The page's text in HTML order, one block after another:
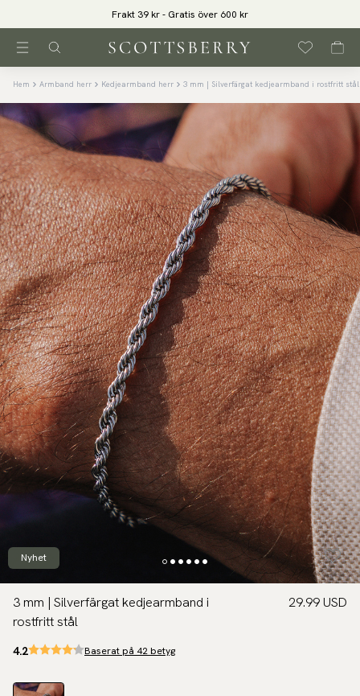
Frakt 39 kr - Gratis över 600 kr
Hem Armband herr Kedjearmband herr 3 mm | Silverfärgat kedjearmband i rostfritt stål
Nyhet
3 mm | Silverfärgat kedjearmband i
rostfritt stål
29.99 USD
4.2 Baserat på 42 betyg